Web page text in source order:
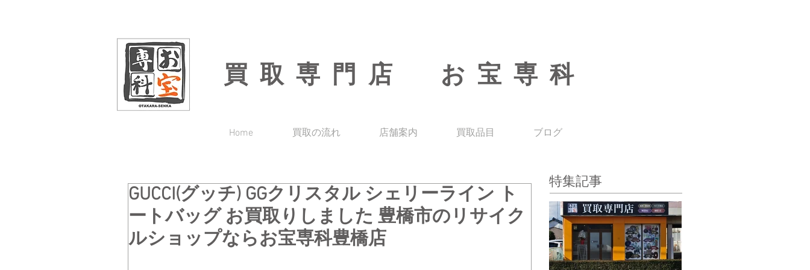
買取専門店 お宝専科
Home 買取の流れ 店舗案内 買取品目 ブログ
GUCCI(グッチ) GGクリスタル シェリーライン ト
ートバッグ お買取りしました 豊橋市のリサイク
ルショップならお宝専科豊橋店
特集記事